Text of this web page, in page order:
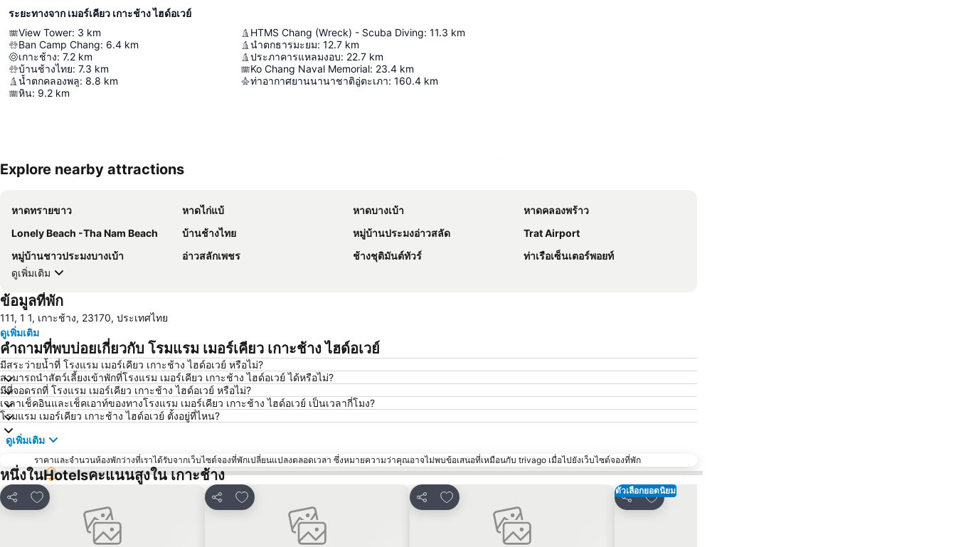
ระยะทางจาก เมอร์เคียว เกาะช้าง ไฮด์อเวย์
View Tower: 3 km
Ban Camp Chang: 6.4 km
เกาะช้าง: 7.2 km
บ้านช้างไทย: 7.3 km
น้ำตกคลองพลู: 8.8 km
หิน: 9.2 km
HTMS Chang (Wreck) - Scuba Diving: 11.3 km
นำตกธารมะยม: 12.7 km
ประภาคารแหลมงอบ: 22.7 km
Ko Chang Naval Memorial: 23.4 km
ท่าอากาศยานนานาชาติอู่ตะเภา: 160.4 km
Explore nearby attractions
หาดทรายขาว หาดไก่แบ้ หาดบางเบ้า
หาดคลองพร้าว
Lonely Beach -Tha Nam Beach
บ้านช้างไทย หมู่บ้านประมงอ่าวสลัด
Trat Airport
หมู่บ้านชาวประมงบางเบ้า
อ่าวสลักเพชร ช้างชุติมันต์ทัวร์
ท่าเรือเซ็นเตอร์พอยท์
ดูเพิ่มเติม
ข้อมูลที่พัก
111, 1 1, เกาะช้าง, 23170, ประเทศไทย
ดูเพิ่มเติม
คำถามที่พบบ่อยเกี่ยวกับ โรมแรม เมอร์เคียว เกาะช้าง ไฮด์อเวย์
มีสระว่ายน้ำที่ โรงแรม เมอร์เคียว เกาะช้าง ไฮด์อเวย์ หรือไม่?
สามารถนำสัตว์เลี้ยงเข้าพักที่โรงแรม เมอร์เคียว เกาะช้าง ไฮด์อเวย์ ได้หรือไม่?
มีที่จอดรถที่ โรงแรม เมอร์เคียว เกาะช้าง ไฮด์อเวย์ หรือไม่?
เวลาเช็คอินและเช็คเอาท์ของทางโรงแรม เมอร์เคียว เกาะช้าง ไฮด์อเวย์ เป็นเวลากี่โมง?
โรมแรม เมอร์เคียว เกาะช้าง ไฮด์อเวย์ ตั้งอยู่ที่ไหน?
ดูเพิ่มเติม
ราคาและจำนวนห้องพักว่างที่เราได้รับจากเว็บไซต์จองที่พักเปลี่ยนแปลงตลอดเวลา ซึ่งหมายความว่าคุณอาจไม่พบข้อเสนอที่เหมือนกับ trivago เมื่อไปยังเว็บไซต์จองที่พัก
หนึ่งในHotelsคะแนนสูงใน เกาะช้าง
แชร์
เพิ่มในรายการโปรด
แชร์
เพิ่มในรายการโปรด
แชร์
เพิ่มในรายการโปรด ตัวเลือกยอดนิยม
แชร์
เพิ่มในรายการโปรด